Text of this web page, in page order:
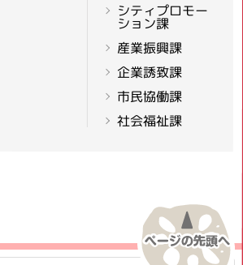
シティプロモー
ション課
産業振興課
企業誘致課
市民協働課
社会福祉課